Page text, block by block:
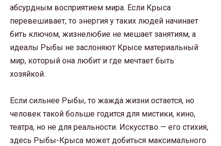
абсурдным восприятием мира. Если Крыса
перевешивает, то энергия у таких людей начинает
бить ключом, жизнелюбие не мешает занятиям, а
идеалы Рыбы не заслоняют Крысе материальный
мир, который она любит и где мечтает быть
хозяйкой.
Если сильнее Рыбы, то жажда жизни остается, но
человек такой больше годится для мистики, кино,
театра, но не для реальности. Искусство — его стихия,
здесь Рыбы-Крыса может добиться максимального